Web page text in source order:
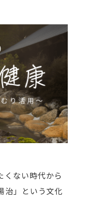
くない時代から
治」という文化
ィングス
取組